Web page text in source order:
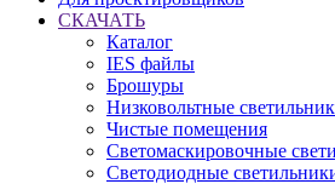
СКАЧАТЬ
Каталог
IES файлы
Брошуры
Низковольтные
Чистые помещения
Светомаскировочные
Светодиодные